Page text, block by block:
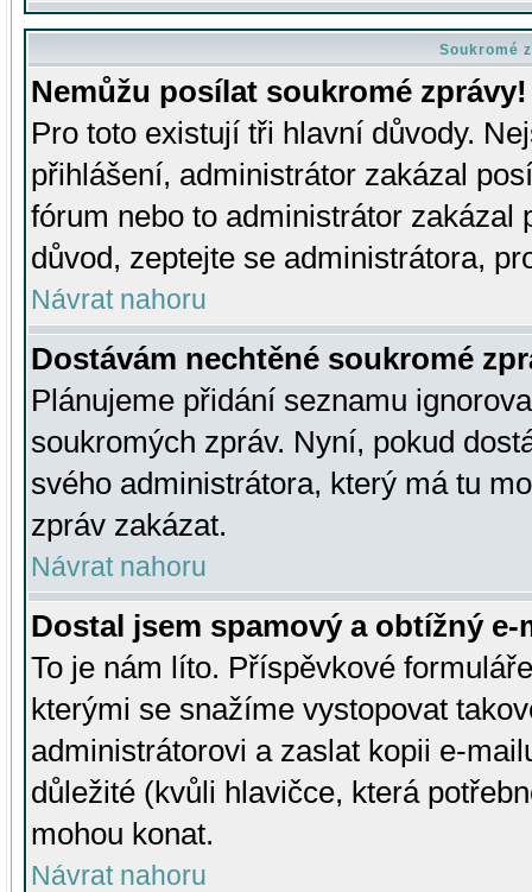
Soukromé
Nemůžu posílat soukromé zprávy!
Pro toto existují tři hlavní důvody.
přihlášení, administrátor zakázal
fórum nebo to administrátor zakázal
důvod, zeptejte se administrátora,
Návrat nahoru
Dostávám nechtěné soukromé
Plánujeme přidání seznamu
soukromých zpráv. Nyní, pokud
svého administrátora, který má tu
zpráv zakázat.
Návrat nahoru
Dostal jsem spamový a obtížný
To je nám líto. Příspěvkové
kterými se snažíme vystopovat
administrátorovi a zaslat kopii e-
důležité (kvůli hlavičce, která
mohou konat.
Návrat nahoru